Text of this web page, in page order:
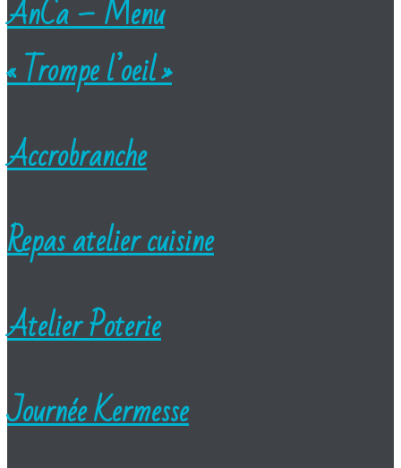
AnCa – Menu
« Trompe l’oeil »
Accrobranche
Repas atelier cuisine
Atelier Poterie
Journée Kermesse